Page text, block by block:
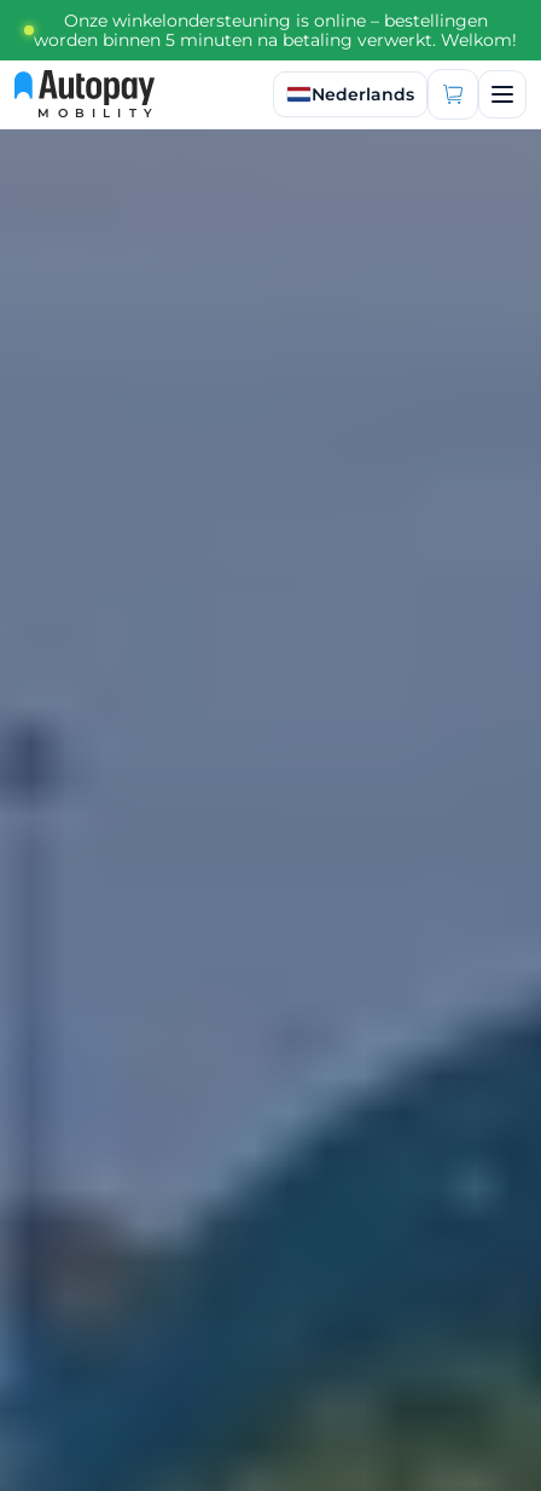
Onze winkelondersteuning is online – bestellingen
worden binnen 5 minuten na betaling verwerkt. Welkom!
MOBILITY
Taal selecteren
Nederlands